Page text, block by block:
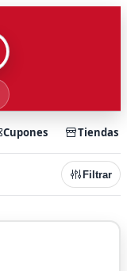
Cupones Tiendas
Filtrar